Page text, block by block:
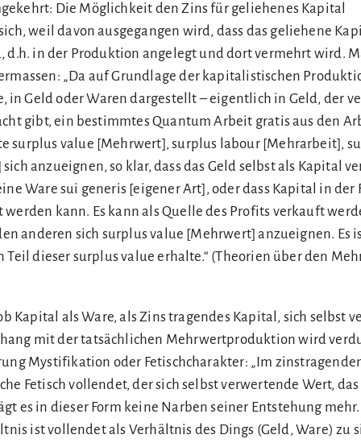
Die Möglichkeit den Zins für geliehenes Kapital
weil davon ausgegangen wird, dass das geliehene
d.h. in der Produktion angelegt und dort vermehrt wird.
„Da auf Grundlage der kapitalistischen
in Geld oder Waren dargestellt – eigentlich in Geld, der
gibt, ein bestimmtes Quantum Arbeit gratis aus den
surplus value [Mehrwert], surplus labour [Mehrarbeit],
anzueignen, so klar, dass das Geld selbst als Kapital
Ware sui generis [eigener Art], oder dass Kapital in der
werden kann. Es kann als Quelle des Profits verkauft
anderen sich surplus value [Mehrwert] anzueignen. Es
Teil dieser surplus value erhalte.“ (Theorien über den
Kapital als Ware, als Zins tragendes Kapital, sich selbst
mit der tatsächlichen Mehrwertproduktion wird
Mystifikation oder Fetischcharakter: „Im
Fetisch vollendet, der sich selbst verwertende Wert, das
es in dieser Form keine Narben seiner Entstehung mehr.
ist vollendet als Verhältnis des Dings (Geld, Ware) zu